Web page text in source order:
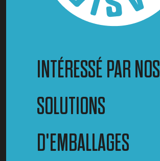
INTÉRESSÉ PAR NOS
SOLUTIONS
D'EMBALLAGES